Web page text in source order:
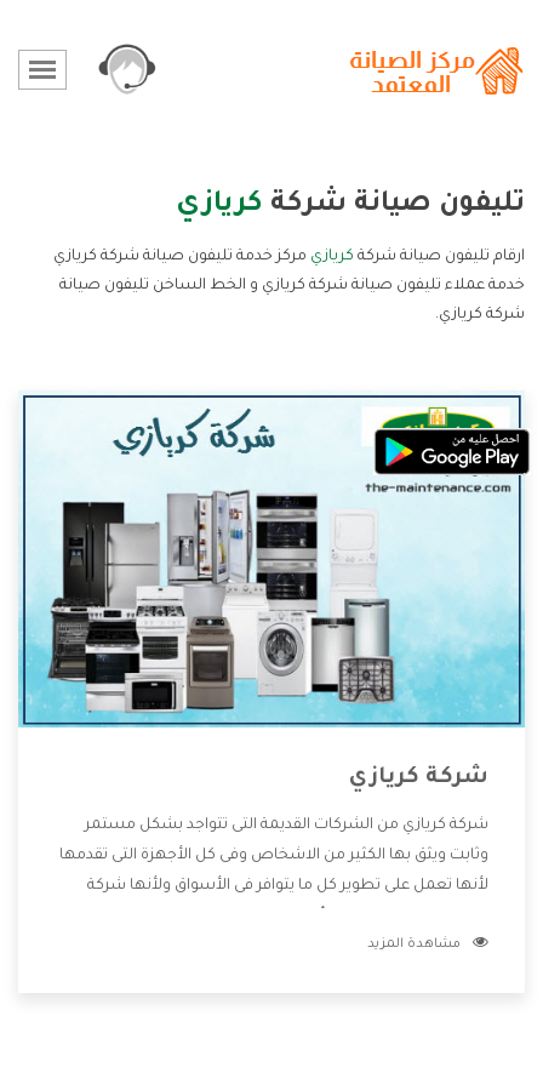
تليفون صيانة شركة كريازي
ارقام تليفون صيانة شركة كريازي مركز خدمة تليفون صيانة شركة كريازي
خدمة عملاء تليفون صيانة شركة كريازي و الخط الساخن تليفون صيانة
شركة كريازي.
شركة كريازي
شركة كريازي من الشركات القديمة التى تتواجد بشكل مستمر
وثابت ويثق بها الكثير من الاشخاص وفى كل الأجهزة التى تقدمها
لأنها تعمل على تطوير كل ما يتوافر فى الأسواق ولأنها شركة
وتقدم للعملاء أقوى العروض والخصومات التى تسهل على
مشاهدة المزيد